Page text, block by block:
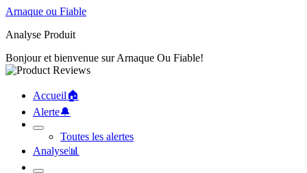
Arnaque ou Fiable
Analyse Produit
Bonjour et bienvenue sur Arnaque Ou Fiable!
Accueil🏠︎
Alerte🔔︎
Toutes les alertes
Analyse📊︎